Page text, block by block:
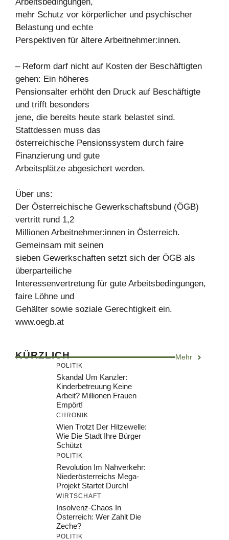
mehr Schutz vor körperlicher und psychischer
Belastung und echte
Perspektiven für ältere Arbeitnehmer:innen.
– Reform darf nicht auf Kosten der Beschäftigten
gehen: Ein höheres
Pensionsalter erhöht den Druck auf Beschäftigte
und trifft besonders
jene, die bereits heute stark belastet sind.
Stattdessen muss das
österreichische Pensionssystem durch faire
Finanzierung und gute
Arbeitsplätze abgesichert werden.
Über uns:
Der Österreichische Gewerkschaftsbund (ÖGB)
vertritt rund 1,2
Millionen Arbeitnehmer:innen in Österreich.
Gemeinsam mit seinen
sieben Gewerkschaften setzt sich der ÖGB als
überparteiliche
Interessenvertretung für gute Arbeitsbedingungen,
faire Löhne und
Gehälter sowie soziale Gerechtigkeit ein.
www.oegb.at
KÜRZLICH Mehr
POLITIK
Skandal Um Kanzler:
Kinderbetreuung Keine
Arbeit? Millionen Frauen
Empört!
CHRONIK
Wien Trotzt Der Hitzewelle:
Wie Die Stadt Ihre Bürger
Schützt
POLITIK
Revolution Im Nahverkehr:
Niederösterreichs Mega-
Projekt Startet Durch!
WIRTSCHAFT
Insolvenz-Chaos In
Österreich: Wer Zahlt Die
Zeche?
POLITIK